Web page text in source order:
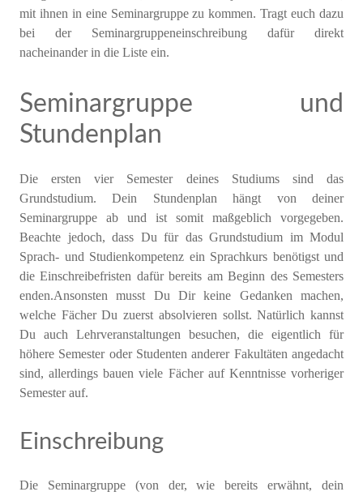
mit ihnen in eine Seminargruppe zu kommen. Tragt euch dazu
bei der Seminargruppeneinschreibung dafür direkt
nacheinander in die Liste ein.
Seminargruppe und
Stundenplan
Die ersten vier Semester deines Studiums sind das
Grundstudium. Dein Stundenplan hängt von deiner
Seminargruppe ab und ist somit maßgeblich vorgegeben.
Beachte jedoch, dass Du für das Grundstudium im Modul
Sprach- und Studienkompetenz ein Sprachkurs benötigst und
die Einschreibefristen dafür bereits am Beginn des Semesters
enden.Ansonsten musst Du Dir keine Gedanken machen,
welche Fächer Du zuerst absolvieren sollst. Natürlich kannst
Du auch Lehrveranstaltungen besuchen, die eigentlich für
höhere Semester oder Studenten anderer Fakultäten angedacht
sind, allerdings bauen viele Fächer auf Kenntnisse vorheriger
Semester auf.
Einschreibung
Die Seminargruppe (von der, wie bereits erwähnt, dein